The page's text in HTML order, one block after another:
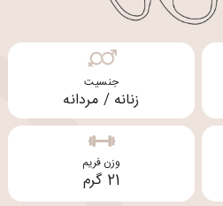
جنسیت
زنانه / مردانه
وزن فریم
21 گرم